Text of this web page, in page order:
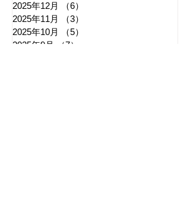
2025年12月
（6）
2025年11月
（3）
2025年10月
（5）
2025年9月
（7）